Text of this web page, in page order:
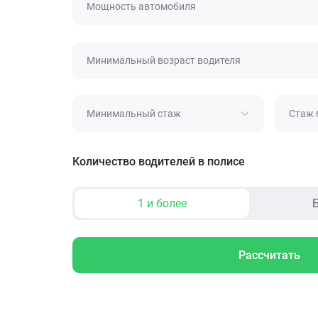
Мощность автомобиля
Минимальный возраст водителя
Минимальный стаж Стаж
Количество водителей в полисе
1 и более
Рассчитать